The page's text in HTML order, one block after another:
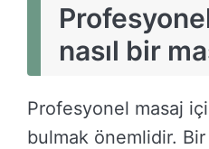
nasıl bir
Profesyonel masaj
bulmak önemlidir.